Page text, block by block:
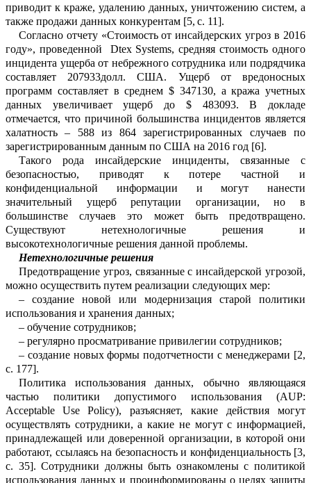
приводит к краже, удалению данных, уничтожению систем, а
также продажи данных конкурентам [5, с. 11].
Согласно отчету «Стоимость от инсайдерских угроз в 2016
году», проведенной Dtex Systems, средняя стоимость одного
инцидента ущерба от небрежного сотрудника или подрядчика
составляет 207933долл. США. Ущерб от вредоносных
программ составляет в среднем $ 347130, а кража учетных
данных увеличивает ущерб до $
483093. В докладе
отмечается, что причиной большинства инцидентов является
халатность– 588 из 864 зарегистрированных случаев по
зарегистрированным данным по США на 2016 год [6].
Такого рода инсайдерские инциденты, связанные с
безопасностью, приводят к потере частной и
конфиденциальной информации и могут нанести
значительный ущерб репутации организации, но в
большинстве случаев это может быть предотвращено.
Существуют нетехнологичные решения и
высокотехнологичные решения данной проблемы.
Нетехнологичные решения
Предотвращение угроз, связанные синсайдерской угрозой,
можно осуществить путем реализации следующих мер:
–
создание новой или модернизация старой политики
использования и хранения данных;
– обучение сотрудников;
– регулярно просматривание привилегии сотрудников;
– создание новых формы подотчетности с менеджерами [2,
с. 177].
Политика использования данных, обычно являющаяся
частью политики допустимого использования (AUP:
Acceptable Use Policy), разъясняет, какие действия могут
осуществлять сотрудники, а какие не могут с информацией,
принадлежащей или доверенной организации, в которой они
работают, ссылаясь на безопасность и конфиденциальность [3,
с. 35]. Сотрудники должны быть ознакомлены с политикой
использования данных и проинформированы о целях защиты